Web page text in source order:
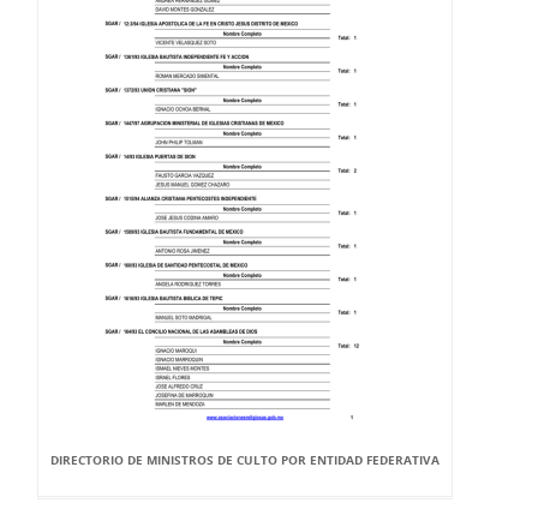
DIRECTORIO DE MINISTROS DE CULTO POR ENTIDAD FEDERATIVA